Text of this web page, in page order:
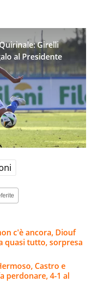
Girelli
al Presidente
c'è ancora, Diouf
quasi tutto, sorpresa
Castro e
perdonare, 4-1 al